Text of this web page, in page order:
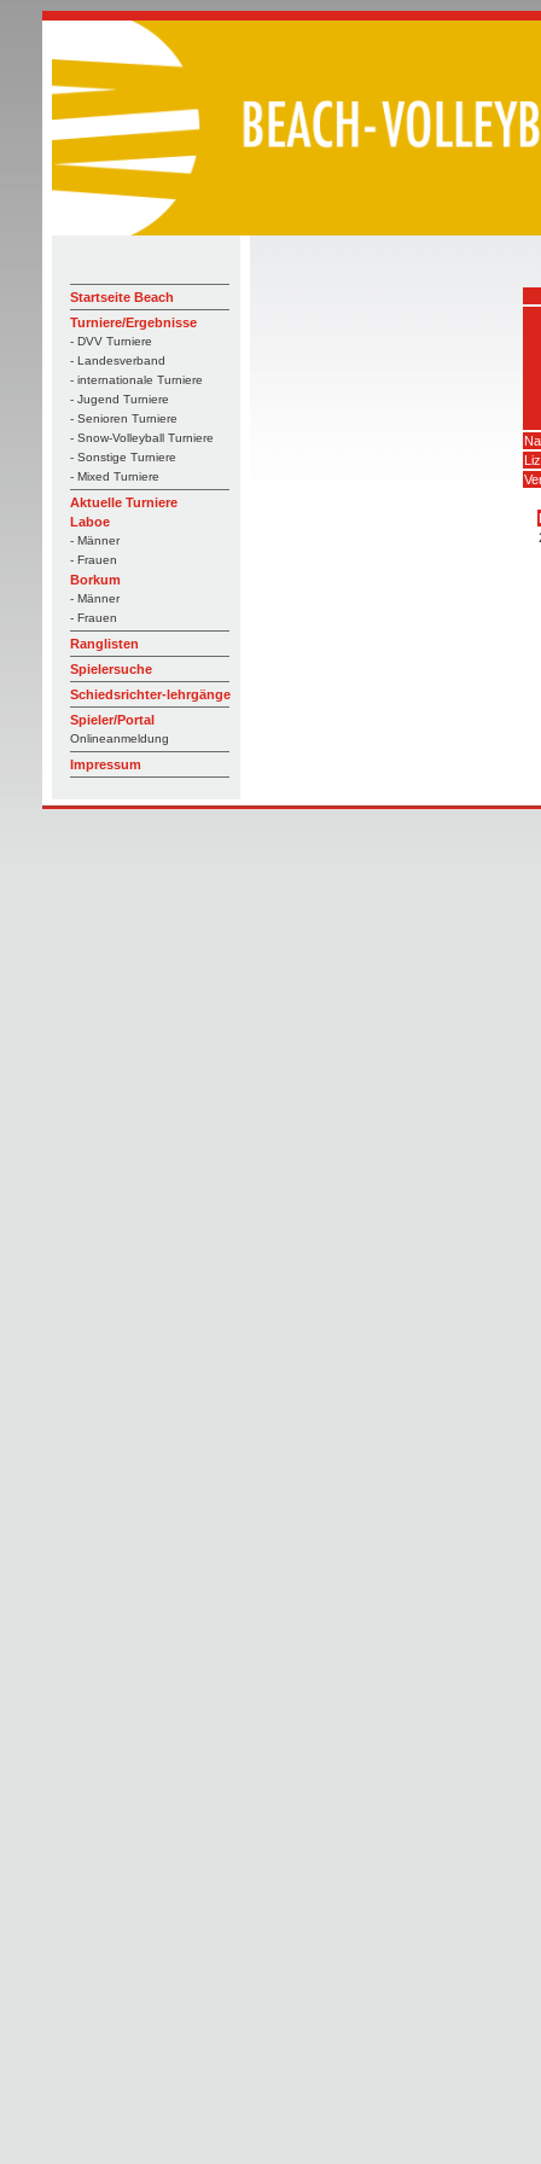
Startseite Beach
Turniere/Ergebnisse
- DVV Turniere
- Landesverband
- internationale Turniere
- Jugend Turniere
- Senioren Turniere
- Snow-Volleyball Turniere
- Sonstige Turniere
- Mixed Turniere
Aktuelle Turniere
Laboe
- Männer
- Frauen
Borkum
- Männer
- Frauen
Ranglisten
Spielersuche
Schiedsrichter-lehrgänge
Spieler/Portal
Onlineanmeldung
Impressum